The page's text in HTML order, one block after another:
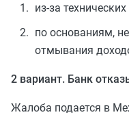
из-за
по основаниям,
отмывания
2 вариант. Банк
Жалоба подается в